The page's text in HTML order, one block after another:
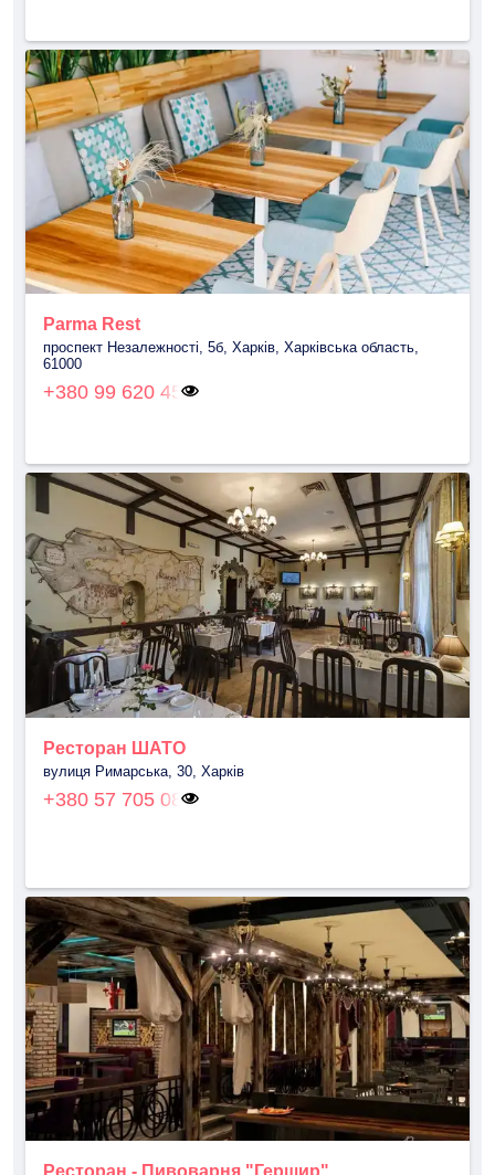
Parma Rest
проспект Незалежності, 5б, Харків, Харківська область,
61000
+380 99 620 45
Ресторан ШАТО
вулиця Римарська, 30, Харків
+380 57 705 08